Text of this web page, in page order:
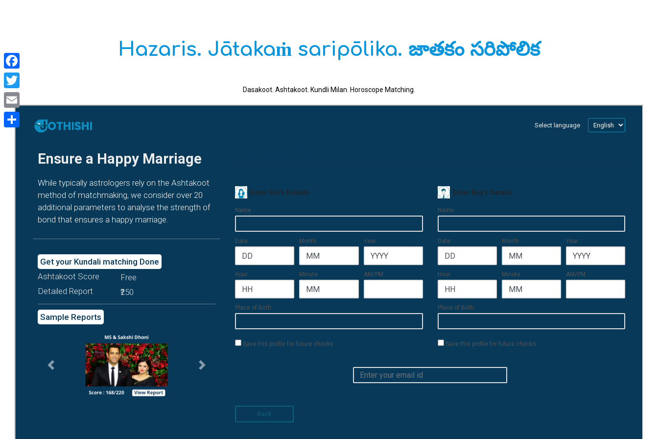
Hazaris. Jātakaṁ saripōlika. జాతకం సరిపోలిక
Dasakoot. Ashtakoot. Kundli Milan. Horoscope Matching.
Facebook
Twitter
Email